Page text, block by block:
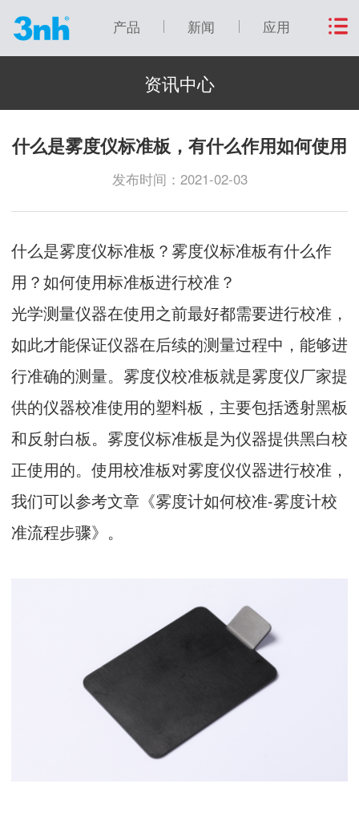
产品 新闻 应用
资讯中心
什么是雾度仪标准板，有什么作用如何使用
发布时间：2021-02-03
什么是雾度仪标准板？雾度仪标准板有什么作
用？如何使用标准板进行校准？
光学测量仪器在使用之前最好都需要进行校准，
如此才能保证仪器在后续的测量过程中，能够进
行准确的测量。雾度仪校准板就是雾度仪厂家提
供的仪器校准使用的塑料板，主要包括透射黑板
和反射白板。雾度仪标准板是为仪器提供黑白校
正使用的。使用校准板对雾度仪仪器进行校准，
我们可以参考文章《雾度计如何校准-雾度计校
准流程步骤》。